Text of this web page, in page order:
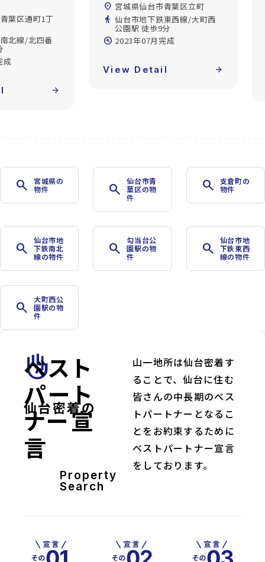
葉区通町1丁
北線/北四番
成
arrow_forward
location_on 宮城県仙台市青葉区立町
directions_walk 仙台市地下鉄東西線/大町西
公園駅 徒歩9分
build_circle 2023年07月完成
View Detail arrow_forward
search
宮城県の
物件
search
仙台市青
葉区の物
件
search
支倉町の
物件
search
仙台市地
下鉄南北
線の物件
search
勾当台公
園駅の物
件
search
仙台市地
下鉄東西
線の物件
search
大町西公
園駅の物
件
front_hand
仙台密着の
ベスト
パート
ナー宣
言
Property
Search
山一地所は仙台密着す
ることで、仙台に住む
皆さんの中長期のベス
トパートナーとなるこ
とをお約束するために
ベストパートナー宣言
をしております。